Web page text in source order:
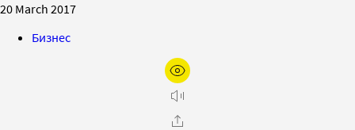
20 March 2017
Бизнес